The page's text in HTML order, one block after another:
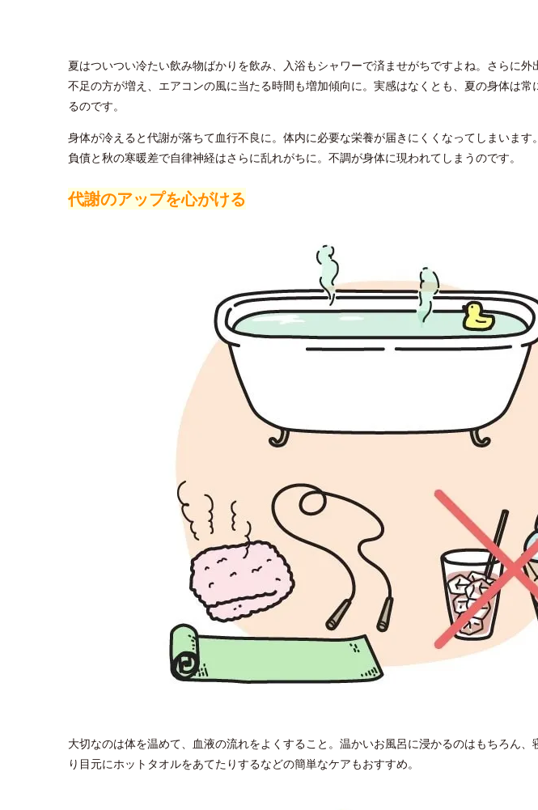
夏はついつい冷たい飲み物ばかりを飲み、入浴もシャワーで済ませがちですよね。さらに
不足の方が増え、エアコンの風に当たる時間も増加傾向に。実感はなくとも、夏の身体は
るのです。
身体が冷えると代謝が落ちて血行不良に。体内に必要な栄養が届きにくくなってしまいます
負債と秋の寒暖差で自律神経はさらに乱れがちに。不調が身体に現われてしまうのです。
代謝のアップを心がける
大切なのは体を温めて、血液の流れをよくすること。温かいお風呂に浸かるのはもちろん
り目元にホットタオルをあてたりするなどの簡単なケアもおすすめ。